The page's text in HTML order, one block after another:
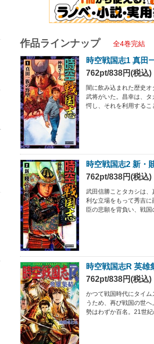
作品ラインナップ 全4巻完結
時空戦国志1 真田
762pt/838円(税込)
闇に飲み込まれた歴史
武将がいた。昌幸は、
愕し、それを利用する
時空戦国志2 新・
762pt/838円(税込)
武田信勝ことタカシは
利な立場をもって秀吉
臣の悲願を背負い、戦
時空戦国志R 英雄
762pt/838円(税込)
かつて戦国時代にタイ
うため、再び戦国の世
勢はわずか百名。21世